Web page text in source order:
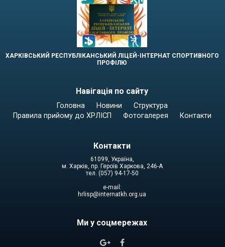
ХАРКІВСЬКИЙ РЕСПУБЛІКАНСЬКИЙ ЛІЦЕЙ-ІНТЕРНАТ СПОРТИВНОГО
ПРОФІЛЮ
Навігація по сайту
Головна Новини
Структура
Правила прийому до ХРЛІСП
Фотогалерея Контакти
Контакти
61099, Україна,
м. Харків, пр. Героїв Харкова, 246-А
тел. (057) 94-17-50
e-mail:
hrlisp@internatkh.org.ua
Ми у соцмережах
 